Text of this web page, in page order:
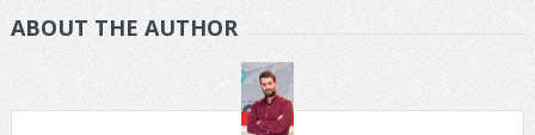
ABOUT THE AUTHOR